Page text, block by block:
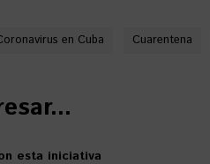
en Cuba Cuarentena
esta iniciativa